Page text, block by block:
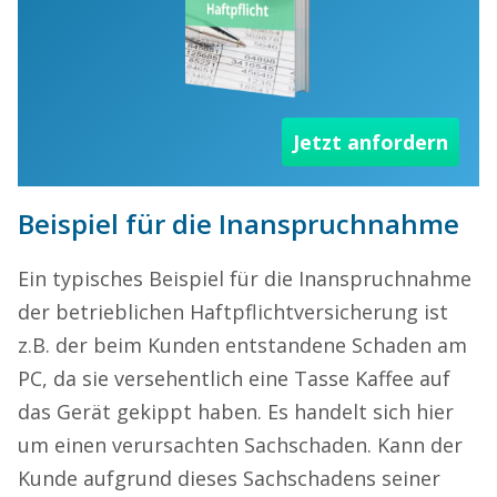
Jetzt anfordern
Beispiel für die Inanspruchnahme
Ein typisches Beispiel für die Inanspruchnahme
der betrieblichen Haftpflichtversicherung ist
z.B. der beim Kunden entstandene Schaden am
PC, da sie versehentlich eine Tasse Kaffee auf
das Gerät gekippt haben. Es handelt sich hier
um einen verursachten Sachschaden. Kann der
Kunde aufgrund dieses Sachschadens seiner